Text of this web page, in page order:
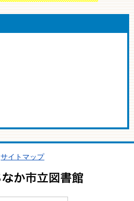
サイトマップ